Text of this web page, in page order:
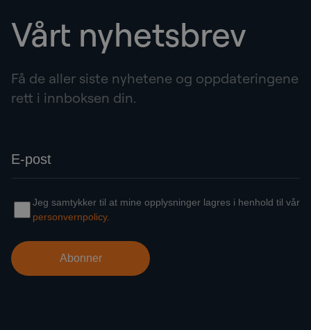
Vårt nyhetsbrev
Få de aller siste nyhetene og oppdateringene
rett i innboksen din.